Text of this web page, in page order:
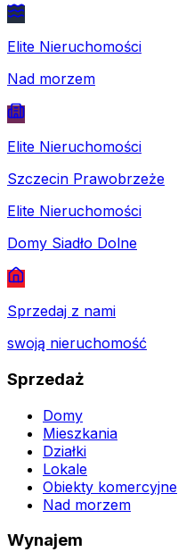
Elite Nieruchomości
Nad morzem
Elite Nieruchomości
Szczecin Prawobrzeże
Elite Nieruchomości
Domy Siadło Dolne
Sprzedaj z nami
swoją nieruchomość
Sprzedaż
Domy
Mieszkania
Działki
Lokale
Obiekty komercyjne
Nad morzem
Wynajem